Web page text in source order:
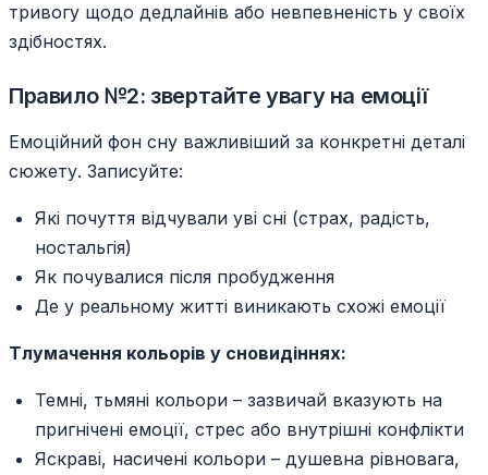
тривогу щодо дедлайнів або невпевненість у своїх
здібностях.
Правило №2: звертайте увагу на емоції
Емоційний фон сну важливіший за конкретні деталі
сюжету. Записуйте:
Які почуття відчували уві сні (страх, радість,
ностальгія)
Як почувалися після пробудження
Де у реальному житті виникають схожі емоції
Тлумачення кольорів у сновидіннях:
Темні, тьмяні кольори – зазвичай вказують на
пригнічені емоції, стрес або внутрішні конфлікти
Яскраві, насичені кольори – душевна рівновага,